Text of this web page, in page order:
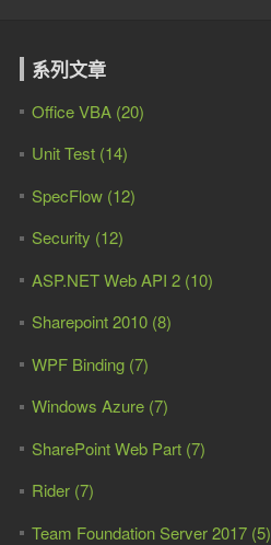
系列文章
Office VBA (20)
Unit Test (14)
SpecFlow (12)
Security (12)
ASP.NET Web API 2 (10)
Sharepoint 2010 (8)
WPF Binding (7)
Windows Azure (7)
SharePoint Web Part (7)
Rider (7)
Team Foundation Server 2017 (5)